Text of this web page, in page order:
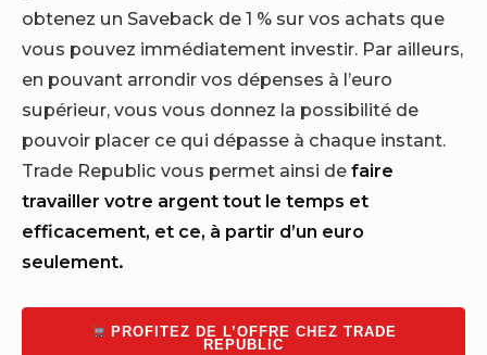
obtenez un Saveback de 1 % sur vos achats que
vous pouvez immédiatement investir. Par ailleurs,
en pouvant arrondir vos dépenses à l’euro
supérieur, vous vous donnez la possibilité de
pouvoir placer ce qui dépasse à chaque instant.
Trade Republic vous permet ainsi de faire
travailler votre argent tout le temps et
efficacement, et ce, à partir d’un euro
seulement.
PROFITEZ DE L’OFFRE CHEZ TRADE
REPUBLIC